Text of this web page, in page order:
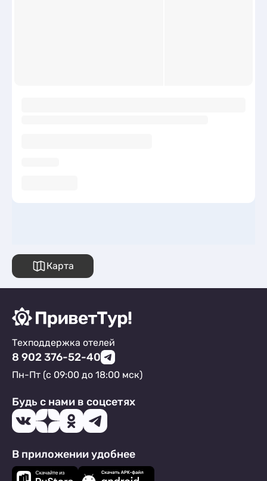
Карта
Техподдержка отелей
8 902 376-52-40
Пн-Пт (с 09:00 до 18:00 мск)
Будь с нами в соцсетях
В приложении удобнее